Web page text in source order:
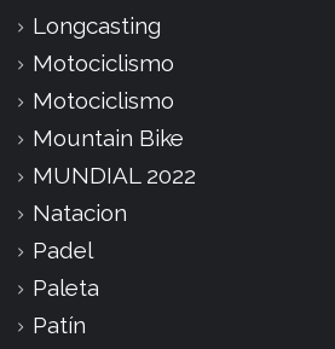
Longcasting
Motociclismo
Motociclismo
Mountain Bike
MUNDIAL 2022
Natacion
Padel
Paleta
Patín